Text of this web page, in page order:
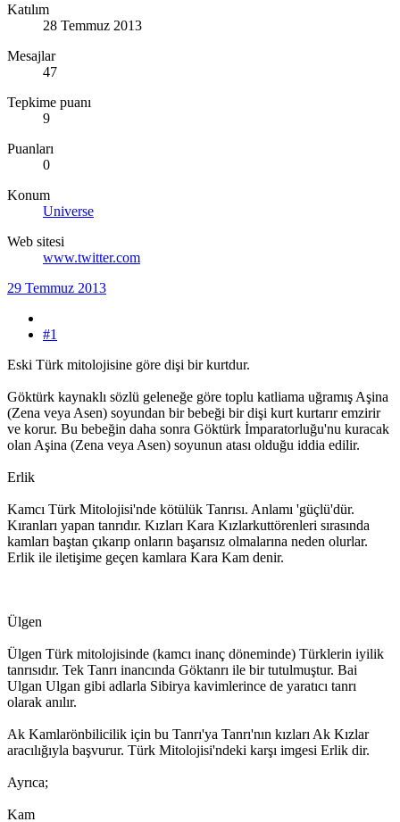
Katılım
28 Temmuz 2013
Mesajlar
47
Tepkime puanı
9
Puanları
0
Konum
Universe
Web sitesi
www.twitter.com
29 Temmuz 2013
#1
Eski Türk mitolojisine göre dişi bir kurtdur.
Göktürk kaynaklı sözlü geleneğe göre toplu katliama uğramış Aşina
(Zena veya Asen) soyundan bir bebeği bir dişi kurt kurtarır emzirir
ve korur. Bu bebeğin daha sonra Göktürk İmparatorluğu'nu kuracak
olan Aşina (Zena veya Asen) soyunun atası olduğu iddia edilir.
Erlik
Kamcı Türk Mitolojisi'nde kötülük Tanrısı. Anlamı 'güçlü'dür.
Kıranları yapan tanrıdır. Kızları Kara Kızlarkuttörenleri sırasında
kamları baştan çıkarıp onların başarısız olmalarına neden olurlar.
Erlik ile iletişime geçen kamlara Kara Kam denir.
Ülgen
Ülgen Türk mitolojisinde (kamcı inanç döneminde) Türklerin iyilik
tanrısıdır. Tek Tanrı inancında Göktanrı ile bir tutulmuştur. Bai
Ulgan Ulgan gibi adlarla Sibirya kavimlerince de yaratıcı tanrı
olarak anılır.
Ak Kamlarönbilicilik için bu Tanrı'ya Tanrı'nın kızları Ak Kızlar
aracılığıyla başvurur. Türk Mitolojisi'ndeki karşı imgesi Erlik dir.
Ayrıca;
Kam